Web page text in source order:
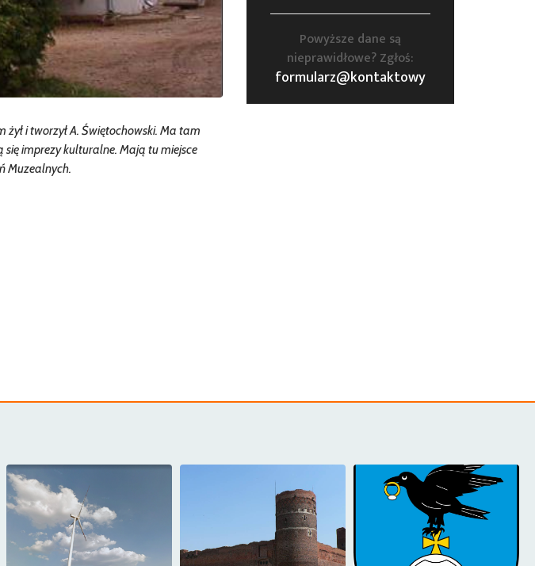
i tworzył A. Świętochowski. Ma tam
imprezy kulturalne. Mają tu miejsce
Muzealnych.
Powyższe dane są
nieprawidłowe? Zgłoś:
formularz@kontaktowy